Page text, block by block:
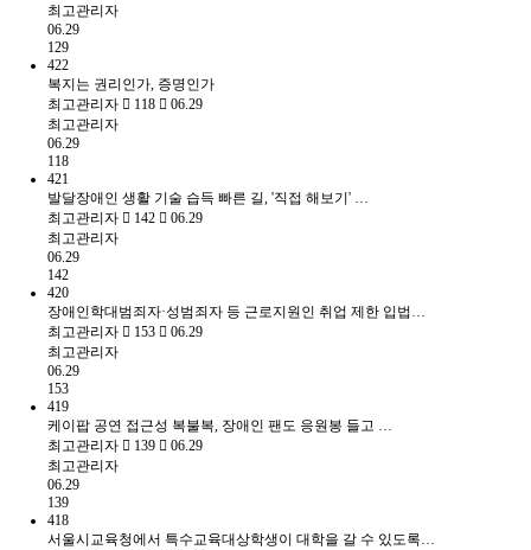
최고관리자
06.29
129
422
복지는 권리인가, 증명인가
최고관리자
118
06.29
최고관리자
06.29
118
421
발달장애인 생활 기술 습득 빠른 길, '직접 해보기' …
최고관리자
142
06.29
최고관리자
06.29
142
420
장애인학대범죄자·성범죄자 등 근로지원인 취업 제한 입법…
최고관리자
153
06.29
최고관리자
06.29
153
419
케이팝 공연 접근성 복불복, 장애인 팬도 응원봉 들고 …
최고관리자
139
06.29
최고관리자
06.29
139
418
서울시교육청에서 특수교육대상학생이 대학을 갈 수 있도록…